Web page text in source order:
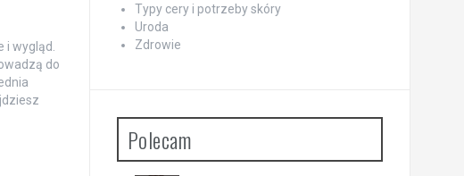
wygląd.
do
Typy cery i potrzeby skóry
Uroda
Zdrowie
Polecam